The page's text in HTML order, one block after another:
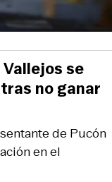
de Pucón
en el
Vallejos se
no ganar